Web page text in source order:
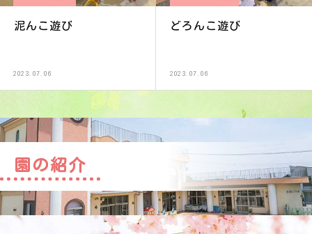
泥んこ遊び
2023.07.06
どろんこ遊び
2023.07.06
園の紹介